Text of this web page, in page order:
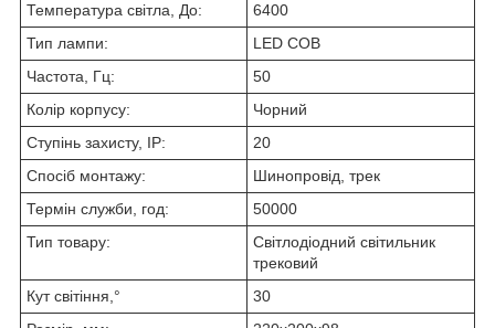
Температура світла, До:
6400
Тип лампи:
LED COB
Частота, Гц:
50
Колір корпусу:
Чорний
Ступінь захисту, IP:
20
Спосіб монтажу:
Шинопровід, трек
Термін служби, год:
50000
Тип товару:
Світлодіодний світильник
трековий
Кут світіння,°
30